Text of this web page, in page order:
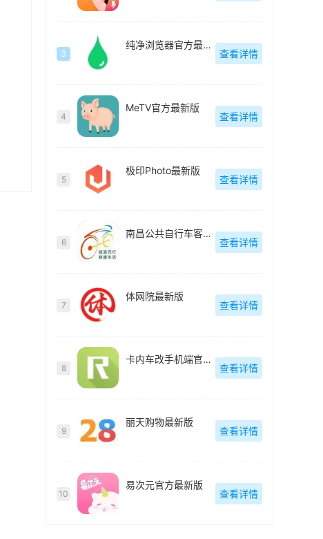
3
纯净浏览器官方最新版
查看详情
4
MeTV官方最新版
查看详情
5
极印Photo最新版
查看详情
6
南昌公共自行车客户端(洪城乐骑行)最新版
查看详情
7
体网院最新版
查看详情
8
卡内车改手机端官方最新版
查看详情
9
丽天购物最新版
查看详情
10
易次元官方最新版
查看详情